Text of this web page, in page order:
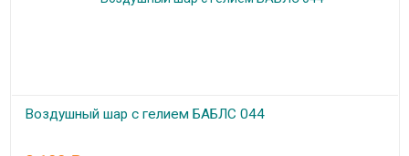
Воздушный шар с гелием БАБЛС 044